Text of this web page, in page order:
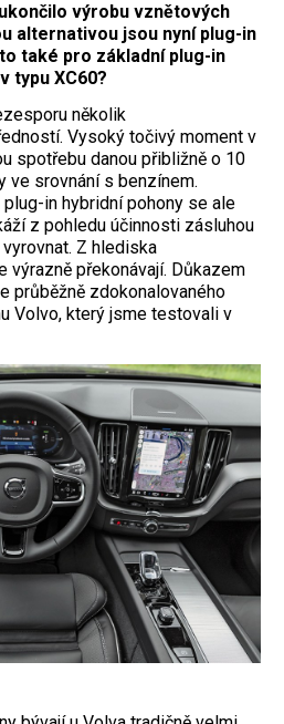
výrobu vznětových
alternativou jsou nyní plug-in
také pro základní plug-in
typu XC60?
několik
Vysoký točivý moment v
spotřebu danou přibližně o 10
ve srovnání s benzínem.
in hybridní pohony se ale
z pohledu účinnosti zásluhou
Z hlediska
výrazně překonávají. Důkazem
průběžně zdokonalovaného
Volvo, který jsme testovali v